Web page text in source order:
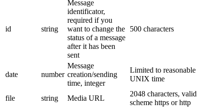
id string
Message
identificator,
required if you
want to change the
status of a message
after it has been
sent
500 characters
date number
Message
creation/sending
time, integer
Limited to reasonable
UNIX time
file string Media URL
2048 characters, valid
scheme https or http